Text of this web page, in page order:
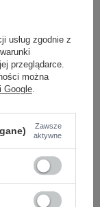
usług zgodnie z
przeglądarce.
można
Google
Zawsze
aktywne